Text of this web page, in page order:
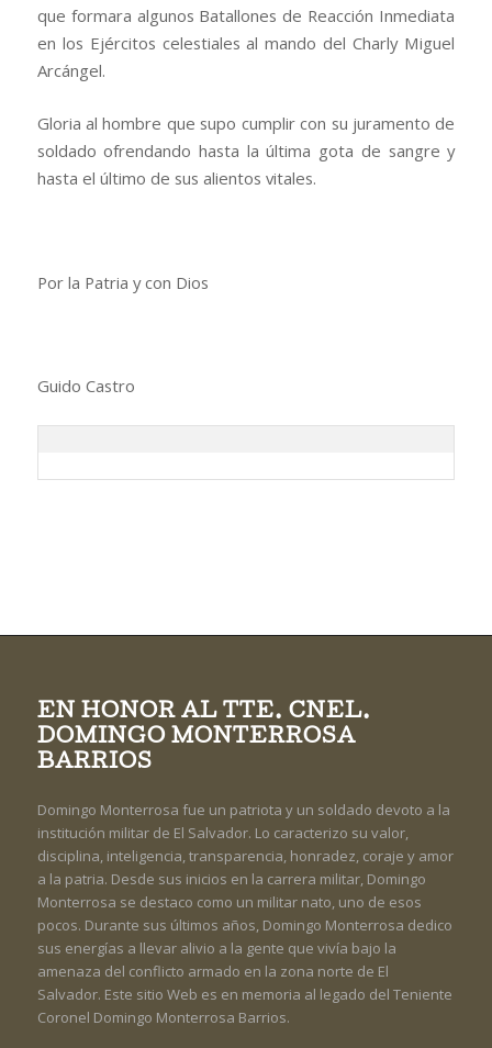
que formara algunos Batallones de Reacción Inmediata
en los Ejércitos celestiales al mando del Charly Miguel
Arcángel.
Gloria al hombre que supo cumplir con su juramento de
soldado ofrendando hasta la última gota de sangre y
hasta el último de sus alientos vitales.
Por la Patria y con Dios
Guido Castro
EN HONOR AL TTE. CNEL.
DOMINGO MONTERROSA
BARRIOS
Domingo Monterrosa fue un patriota y un soldado devoto a la
institución militar de El Salvador. Lo caracterizo su valor,
disciplina, inteligencia, transparencia, honradez, coraje y amor
a la patria. Desde sus inicios en la carrera militar, Domingo
Monterrosa se destaco como un militar nato, uno de esos
pocos. Durante sus últimos años, Domingo Monterrosa dedico
sus energías a llevar alivio a la gente que vivía bajo la
amenaza del conflicto armado en la zona norte de El
Salvador. Este sitio Web es en memoria al legado del Teniente
Coronel Domingo Monterrosa Barrios.